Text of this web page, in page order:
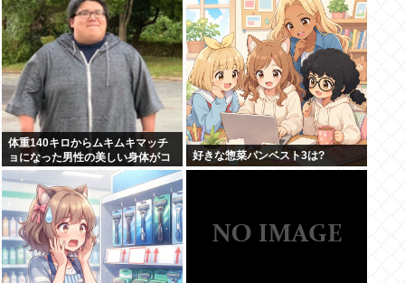
体重140キロからムキムキマッチ
ョになった男性の美しい身体がコ
チラ！！！
好きな惣菜パンベスト3は?